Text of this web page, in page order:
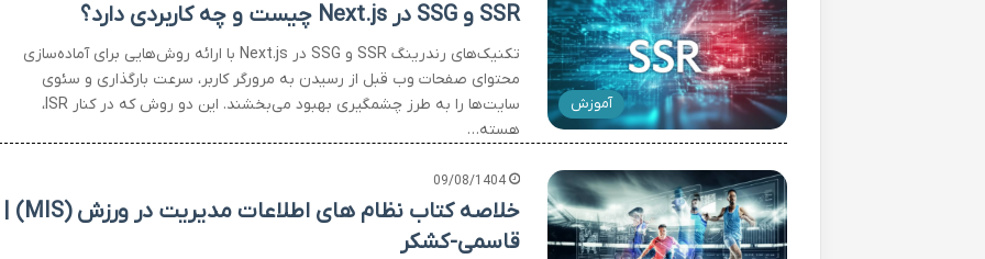
آموزش
SSR و SSG در Next.js چیست و چه کاربردی دارد؟
تکنیک‌های رندرینگ SSR و SSG در Next.js با ارائه روش‌هایی برای آماده‌سازی
محتوای صفحات وب قبل از رسیدن به مرورگر کاربر، سرعت بارگذاری و سئوی
سایت‌ها را به طرز چشمگیری بهبود می‌بخشند. این دو روش که در کنار ISR،
هسته…
09/08/1404
خلاصه کتاب نظام های اطلاعات مدیریت در ورزش (MIS) |
قاسمی-کشکر